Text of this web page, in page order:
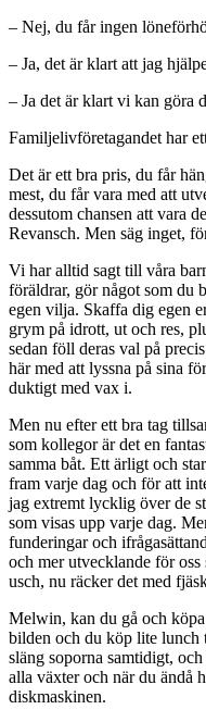
– Nej, du får ingen
– Ja, det är klart att jag
– Ja det är klart vi kan göra
Familjelivföretagandet har
Det är ett bra pris, du får
mest, du får vara med att
dessutom chansen att vara
Revansch. Men säg inget,
Vi har alltid sagt till våra
föräldrar, gör något som du
egen vilja. Skaffa dig egen
grym på idrott, ut och res,
sedan föll deras val på
här med att lyssna på sina
duktigt med vax i.
Men nu efter ett bra tag
som kollegor är det en
samma båt. Ett ärligt och
fram varje dag och för att
jag extremt lycklig över de
som visas upp varje dag.
funderingar och
och mer utvecklande för
usch, nu räcker det med
Melwin, kan du gå och
bilden och du köp lite lunch
släng soporna samtidigt,
alla växter och när du ändå
diskmaskinen.